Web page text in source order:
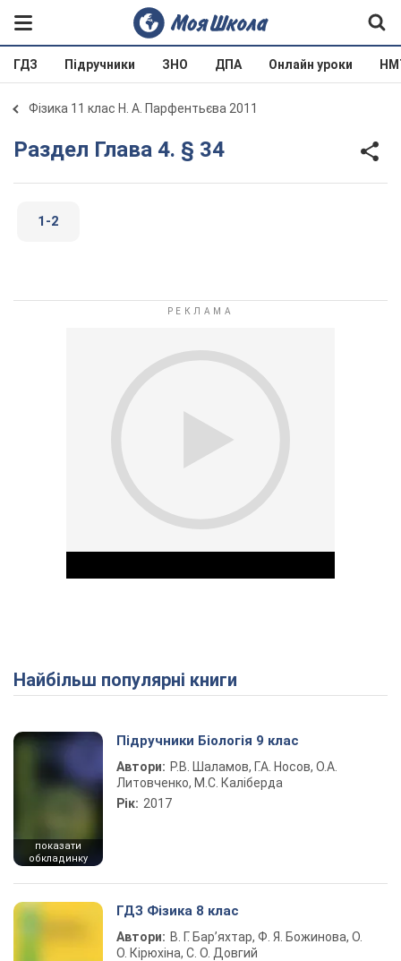
ГДЗ Підручники ЗНО ДПА Онлайн уроки
Фізика 11 клас Н. А. Парфентьєва 2011
Раздел Глава 4. § 34
1-2
Play Video
Найбільш популярні книги
показати
обкладинку
Підручники Біологія 9 клас
Автори: Р.В. Шаламов, Г.А. Носов, О.А.
Литовченко, М.С. Каліберда
Рік: 2017
ГДЗ Фізика 8 клас
Автори: В. Г. Бар’яхтар, Ф. Я. Божинова, О.
О. Кірюхіна, С. О. Довгий